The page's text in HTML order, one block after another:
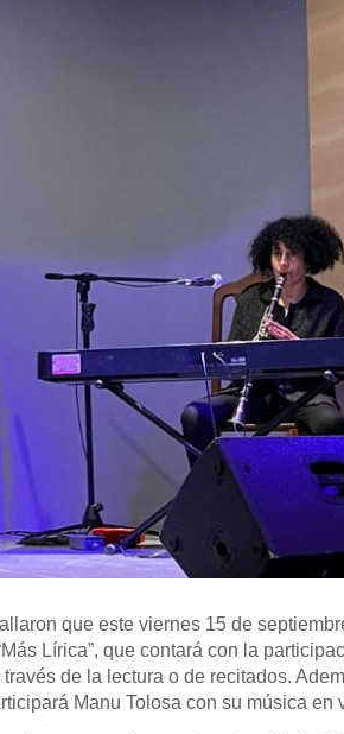
que este viernes 15 de
Lírica”, que contará con la
de la lectura o de recitados.
Manu Tolosa con su música en